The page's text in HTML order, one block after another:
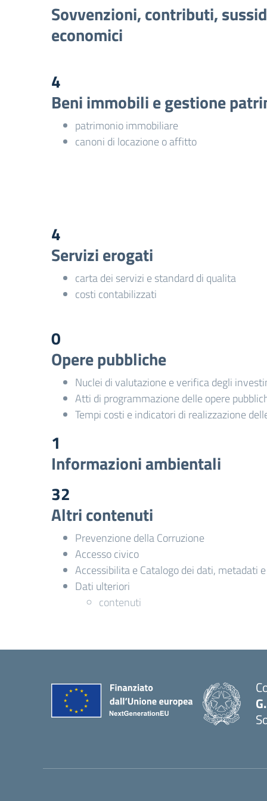
Sovvenzioni, contributi,
economici
4
Beni immobili e gestione
patrimonio immobiliare
canoni di locazione o affitto
4
Servizi erogati
carta dei servizi e standard di qualita
costi contabilizzati
0
Opere pubbliche
Nuclei di valutazione e verifica degli
Atti di programmazione delle opere
Tempi costi e indicatori di realizzazione
1
Informazioni ambientali
32
Altri contenuti
Prevenzione della Corruzione
Accesso civico
Accessibilita e Catalogo dei dati, metadati
Dati ulteriori
contenuti